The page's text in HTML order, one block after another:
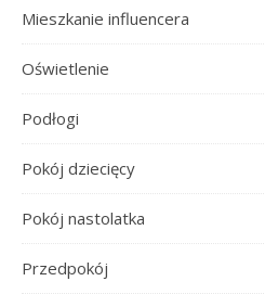
Mieszkanie influencera
Oświetlenie
Podłogi
Pokój dziecięcy
Pokój nastolatka
Przedpokój